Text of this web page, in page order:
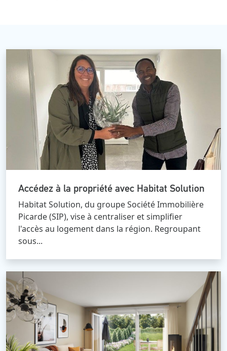
Accédez à la propriété avec Habitat Solution
Habitat Solution, du groupe Société Immobilière
Picarde (SIP), vise à centraliser et simplifier
l'accès au logement dans la région. Regroupant
sous...